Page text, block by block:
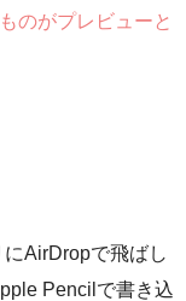
のがプレビューと
AirDropで飛ばし
Pencilで書き込